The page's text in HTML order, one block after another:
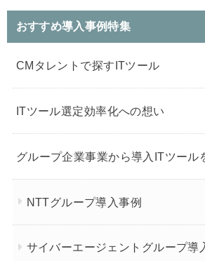
おすすめ導入事例特集
CMタレントで探すITツール
ITツール選定効率化への想い
グループ企業事業から導入ITツール
NTTグループ導入事例
サイバーエージェントグループ導